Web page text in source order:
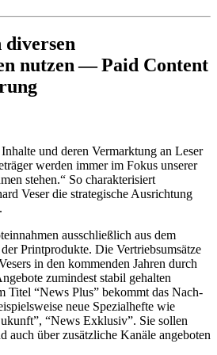
diversen
nutzen — Paid Content
und deren Vermark­tung an Leser
werden immer im Fokus unse­rer
stehen.“ So charak­te­ri­siert
Veser die stra­te­gi­sche Ausrich­tung
.
ausschließ­lich aus dem
Print­pro­dukte. Die Vertriebs­um­sätze
in den kommen­den Jahren durch
zumin­dest stabil gehal­ten
Titel “News Plus” bekommt das Nach­
neue Spezi­al­hefte wie
“News Exklu­siv”. Sie sollen
auch über zusätz­li­che Kanäle ange­bo­ten